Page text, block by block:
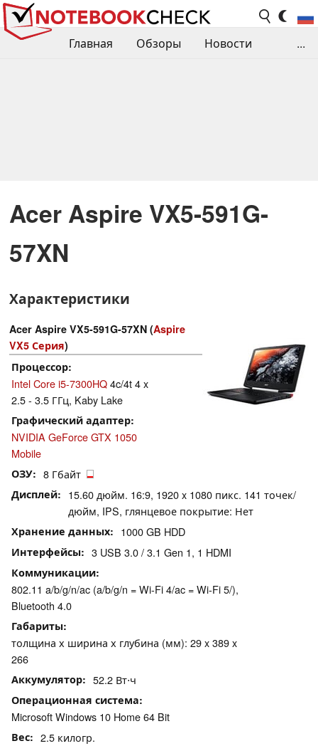
Главная Обзоры
Новости
...
Acer Aspire VX5-591G-
57XN
Характеристики
Acer Aspire VX5-591G-57XN (Aspire
VX5 Серия)
Процессор
Intel Core i5-7300HQ4c/4t 4 x
2.5 - 3.5 ГГц, Kaby Lake
Графический адаптер
NVIDIA GeForce GTX 1050
Mobile
ОЗУ 8 Гбайт
Дисплей
15.60 дюйм. 16:9, 1920 x 1080 пикс. 141 точек/
дюйм, IPS, глянцевое покрытие: Нет
Хранение данных 1000 GB HDD
Интерфейсы 3 USB 3.0 / 3.1 Gen 1, 1 HDMI
Коммуникации
802.11 a/b/g/n/ac (a/b/g/n = Wi-Fi 4/ac = Wi-Fi 5/),
Bluetooth 4.0
Габариты
толщина х ширина х глубина (мм): 29 x 389 x
266
Аккумулятор 52.2 Вт⋅ч
Операционная система
Microsoft Windows 10 Home 64 Bit
Вес 2.5 килогр.